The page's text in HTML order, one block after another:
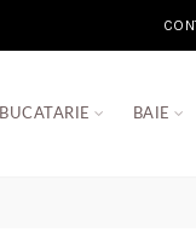
BUCATARIE BAIE